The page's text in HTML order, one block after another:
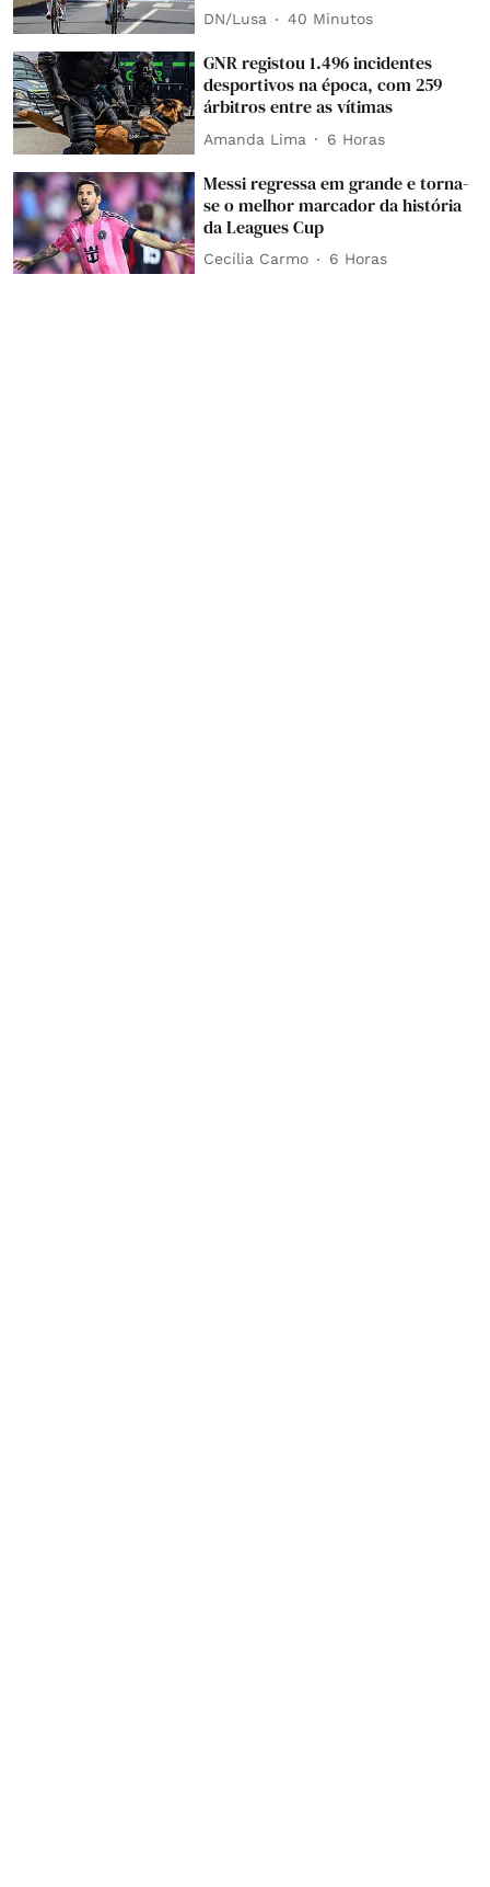
DN/Lusa 40 Minutos
GNR registou 1.496 incidentes
desportivos na época, com 259
árbitros entre as vítimas
Amanda Lima 6 Horas
Messi regressa em grande e torna-
se o melhor marcador da história
da Leagues Cup
Cecília Carmo 6 Horas